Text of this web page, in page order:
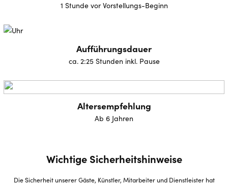
1 Stunde vor Vorstellungs-Beginn
Aufführungsdauer
ca. 2:25 Stunden inkl. Pause
Altersempfehlung
Ab 6 Jahren
Wichtige Sicherheitshinweise
Die Sicherheit unserer Gäste, Künstler, Mitarbeiter und Dienstleister hat